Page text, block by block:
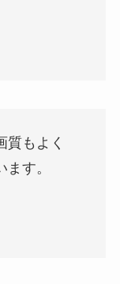
質もよく
す。